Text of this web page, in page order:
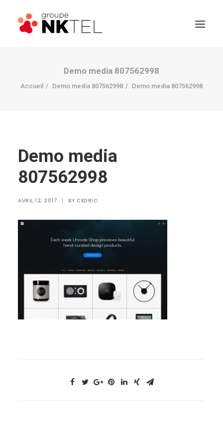
NOUS CONTACTER
Demo media 807562998
Accueil Demo media 807562998 Demo media 807562998
Demo media
807562998
AVRIL 12, 2017 | BY CEDRIC